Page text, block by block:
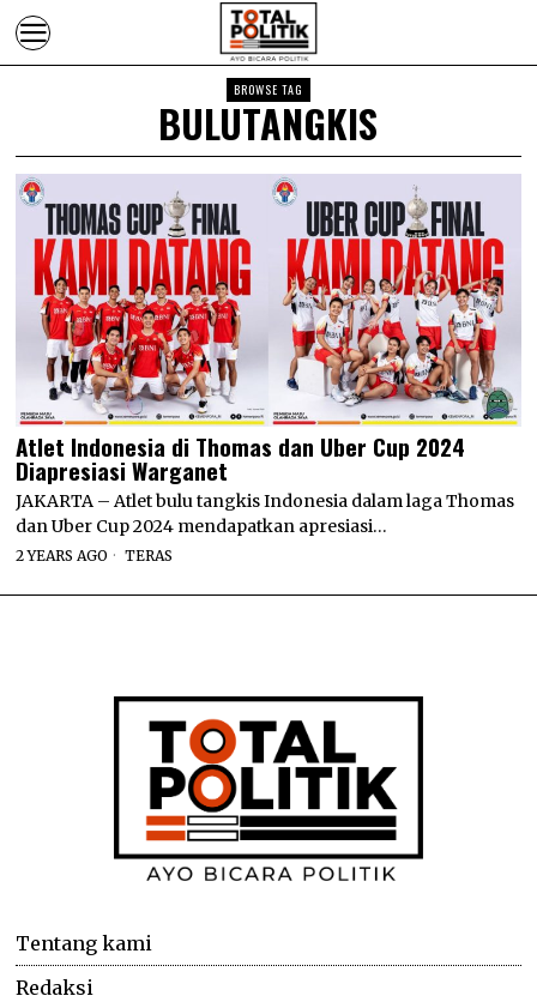
BROWSE TAG
BULUTANGKIS
Atlet Indonesia di Thomas dan Uber Cup 2024
Diapresiasi Warganet
JAKARTA – Atlet bulu tangkis Indonesia dalam laga Thomas
dan Uber Cup 2024 mendapatkan apresiasi…
2 YEARS AGO TERAS
Tentang kami
Redaksi